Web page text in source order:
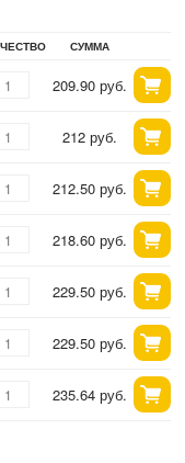
СУММА
209.90 руб.
212 руб.
212.50 руб.
218.60 руб.
229.50 руб.
229.50 руб.
235.64 руб.